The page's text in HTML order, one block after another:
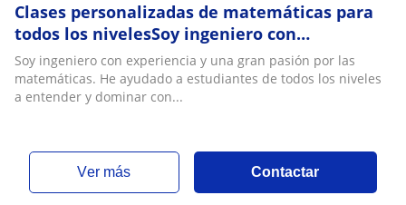
Clases personalizadas de matemáticas para
todos los nivelesSoy ingeniero con
experiencia y una gran pasión por las
matemáticas. He
Soy ingeniero con experiencia y una gran pasión por las
matemáticas. He ayudado a estudiantes de todos los niveles
a entender y dominar con...
ver más Contactar